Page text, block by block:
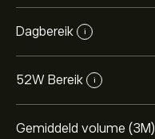
Dagbereik i
52W Bereik i
Gemiddeld volume (3M)